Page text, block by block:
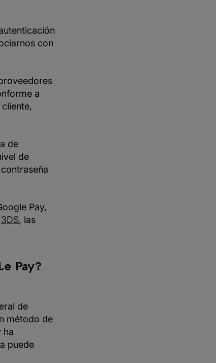
con
a
de
de
Pay,
3DS, las
Pay?
de
método de
ha
puede